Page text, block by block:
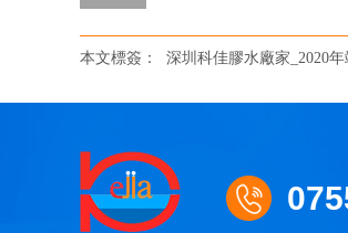
本文標簽： 深圳科佳膠水廠家_2020